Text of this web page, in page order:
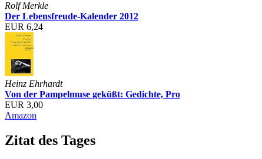
Rolf Merkle
Der Lebensfreude-Kalender 2012
EUR 6,24
Heinz Ehrhardt
Von der Pampelmuse geküßt: Gedichte, Pro
EUR 3,00
Amazon
Zitat des Tages